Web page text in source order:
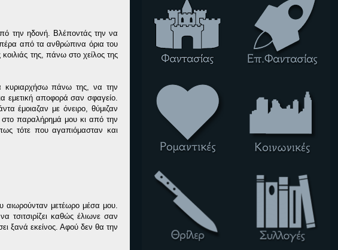
την ηδονή. Βλέποντάς την να
από τα ανθρώπινα όρια του
της, πάνω στο χείλος της
κυριαρχήσω πάνω της, να την
εμετική αποφορά σαν σφαγείο.
έμοιαζαν με όνειρο, θύμιζαν
στο παραλήρημά μου κι από την
τότε που αγαπιόμασταν και
αιωρούνταν μετέωρο μέσα μου.
καθώς έλιωνε σαν
ξανά εκείνος. Αφού δεν θα την